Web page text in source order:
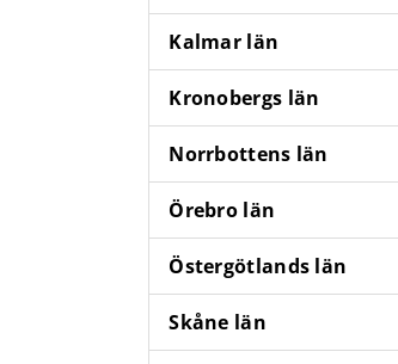
Kalmar län
Kronobergs län
Norrbottens län
Örebro län
Östergötlands län
Skåne län